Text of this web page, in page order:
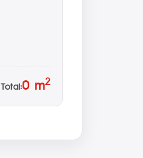
Total:0m2